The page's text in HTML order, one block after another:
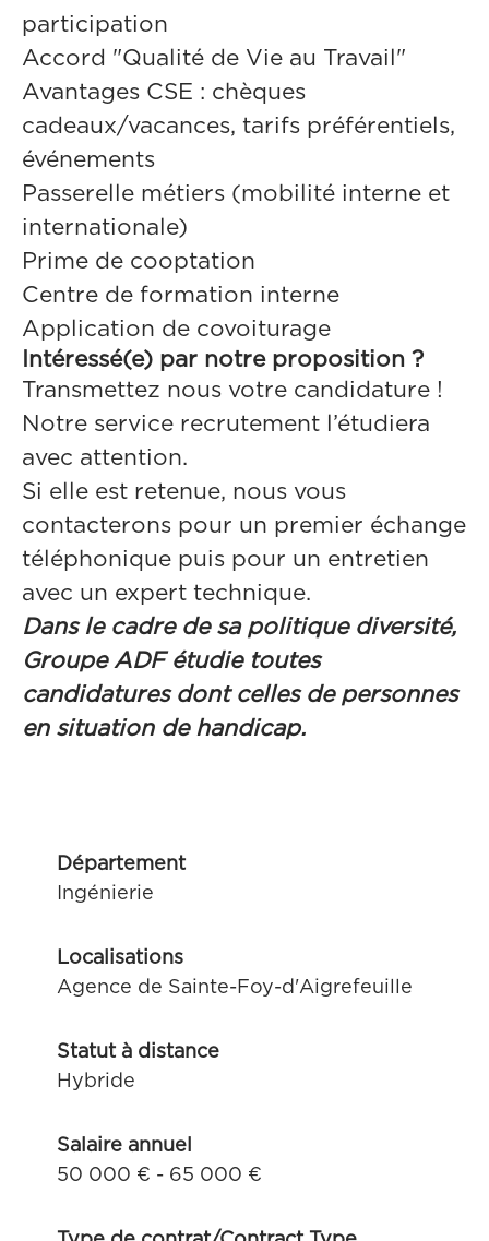
participation
Accord "Qualité de Vie au Travail"
Avantages CSE : chèques
cadeaux/vacances, tarifs préférentiels,
événements
Passerelle métiers (mobilité interne et
internationale)
Prime de cooptation
Centre de formation interne
Application de covoiturage
Intéressé(e) par notre proposition ?
Transmettez nous votre candidature !
Notre service recrutement l’étudiera
avec attention.
Si elle est retenue, nous vous
contacterons pour un premier échange
téléphonique puis pour un entretien
avec un expert technique.
Dans le cadre de sa politique diversité,
Groupe ADF étudie toutes
candidatures dont celles de personnes
en situation de handicap.
Département
Ingénierie
Localisations
Agence de Sainte-Foy-d'Aigrefeuille
Statut à distance
Hybride
Salaire annuel
50 000 € - 65 000 €